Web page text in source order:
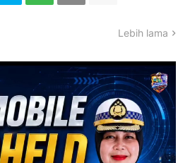
Lebih lama